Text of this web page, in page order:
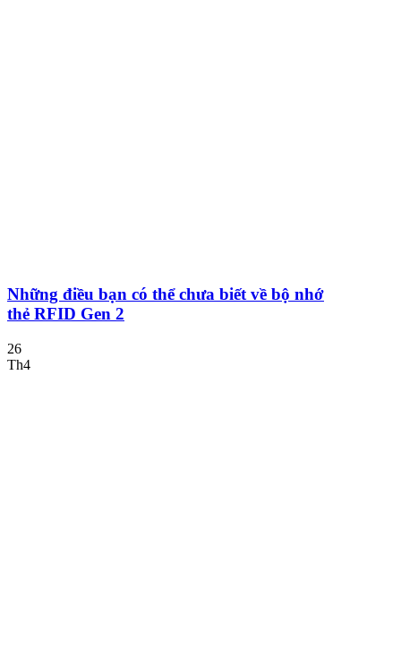
Những điều bạn có thể chưa biết về bộ nhớ
thẻ RFID Gen 2
26
Th4